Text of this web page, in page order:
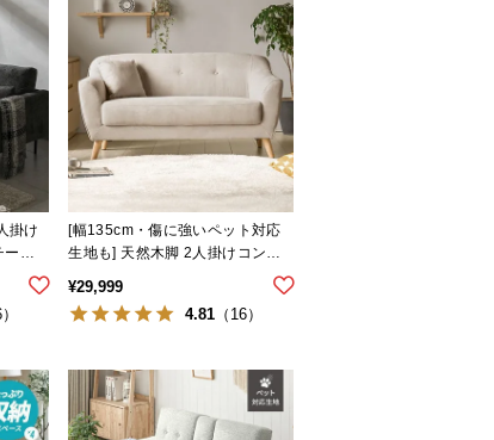
掛け
ール
[幅135cm・傷に強いペット対応
生地も] 天然木脚 2人掛けコンパ
¥29,999
4.81 （16）